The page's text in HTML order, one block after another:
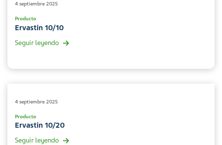
4 septiembre 2025
Producto
Ervastin 10/10
Seguir leyendo
4 septiembre 2025
Producto
Ervastin 10/20
Seguir leyendo